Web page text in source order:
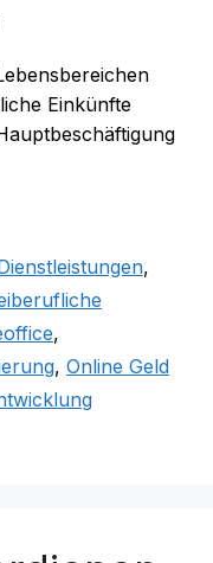
Einkünfte
,
,
, Online Geld